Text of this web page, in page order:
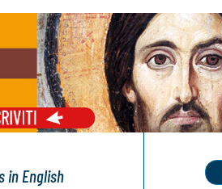
in English